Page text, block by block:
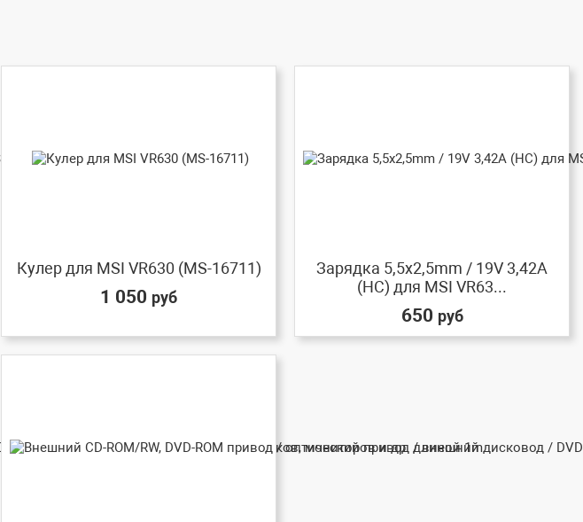
Кулер для MSI VR630 (MS-16711)
1 050 руб
Зарядка 5,5x2,5mm / 19V 3,42A
(HC) для MSI VR63...
650 руб